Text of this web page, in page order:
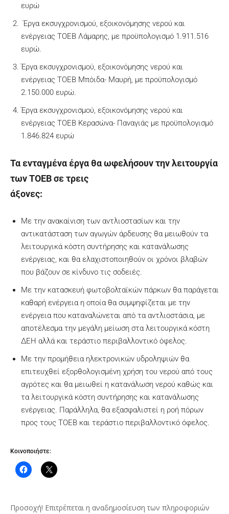
ευρώ
Έργα εκσυγχρονισμού, εξοικονόμησης νερού και
ενέργειας ΤΟΕΒ Λάμαρης, με προϋπολογισμό 1.911.516
ευρώ.
Έργα εκσυγχρονισμού, εξοικονόμησης νερού και
ενέργειας ΤΟΕΒ Μπόιδα- Μαυρή, με προϋπολογισμό
2.150.000 ευρώ.
Έργα εκσυγχρονισμού, εξοικονόμησης νερού και
ενέργειας ΤΟΕΒ Κερασώνα- Παναγιάς με προϋπολογισμό
1.846.824 ευρώ
Τα ενταγμένα έργα θα ωφελήσουν την λειτουργία
των ΤΟΕΒ σε τρεις
άξονες:
Με την ανακαίνιση των αντλιοστασίων και την
αντικατάσταση των αγωγών άρδευσης θα μειωθούν τα
λειτουργικά κόστη συντήρησης και κατανάλωσης
ενέργειας, και θα ελαχιστοποιηθούν οι χρόνοι βλαβών
που βάζουν σε κίνδυνο τις σοδειές.
Με την κατασκευή φωτοβολταϊκών πάρκων θα παράγεται
καθαρή ενέργεια η οποία θα συμψηφίζεται με την
ενέργεια που καταναλώνεται από τα αντλιοστάσια, με
αποτέλεσμα την μεγάλη μείωση στα λειτουργικά κόστη
ΔΕΗ αλλά και τεράστιο περιβαλλοντικό όφελος.
Με την προμήθεια ηλεκτρονικών υδροληψιών θα
επιτευχθεί εξορθολογισμένη χρήση του νερού από τους
αγρότες και θα μειωθεί η κατανάλωση νερού καθώς και
τα λειτουργικά κόστη συντήρησης και κατανάλωσης
ενέργειας. Παράλληλα, θα εξασφαλιστεί η ροή πόρων
προς τους ΤΟΕΒ και τεράστιο περιβαλλοντικό όφελος.
Κοινοποιήστε:
Προσοχή! Επιτρέπεται η αναδημοσίευση των πληροφοριών